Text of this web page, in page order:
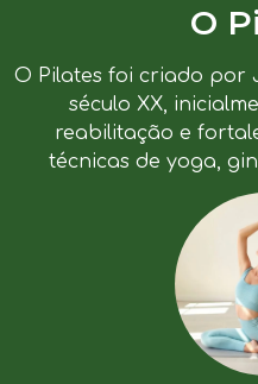
O
O Pilates foi criado por
século XX,
reabilitação e
técnicas de yoga,